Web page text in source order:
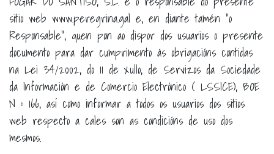
sitio web www.peregrina.gal e, en diante tamén “o
Responsable”, quen pon ao dispor dos usuarios o presente
documento para dar cumprimento ás obrigacións contidas
na Lei 34/2002, do 11 de xullo, de Servizos da Sociedade
da Información e de Comercio Electrónico ( LSSICE), BOE
N º 166, así como informar a todos os usuarios dos sitios
web respecto a cales son as condicións de uso dos
mesmos.